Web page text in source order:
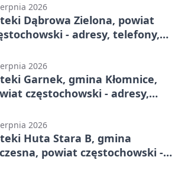
2026
Dąbrowa Zielona, powiat
- adresy, telefony,
2026
Garnek, gmina Kłomnice,
częstochowski - adresy,
2026
Huta Stara B, gmina
powiat częstochowski -